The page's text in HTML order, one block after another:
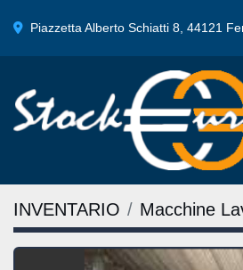
Piazzetta Alberto Schiatti 8, 44121
INVENTARIO Macchine